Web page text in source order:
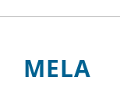
MELA